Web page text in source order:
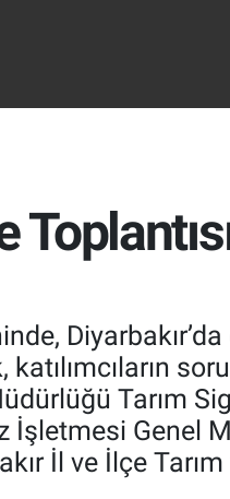
Tarım
Genel
İl ve İlçe